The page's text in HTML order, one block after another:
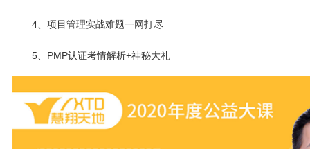
4、项目管理实战难题一网打尽
5、PMP认证考情解析+神秘大礼